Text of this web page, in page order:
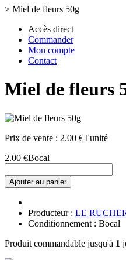
> Miel de fleurs 50g
Accès direct
Commander
Mon compte
Contact
Miel de fleurs
Prix de vente : 2.00 € l'unité
2.00 €Bocal
Ajouter au panier
Producteur : LE
Conditionnement : Bocal
Produit commandable jusqu'à 1